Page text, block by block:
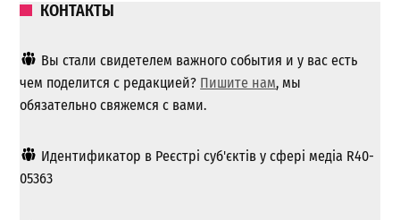
КОНТАКТЫ
Вы стали свидетелем важного события и у вас есть
чем поделится с редакцией? Пишите нам, мы
обязательно свяжемся с вами.
Идентификатор в Реєстрі суб'єктів у сфері медіа R40-
05363